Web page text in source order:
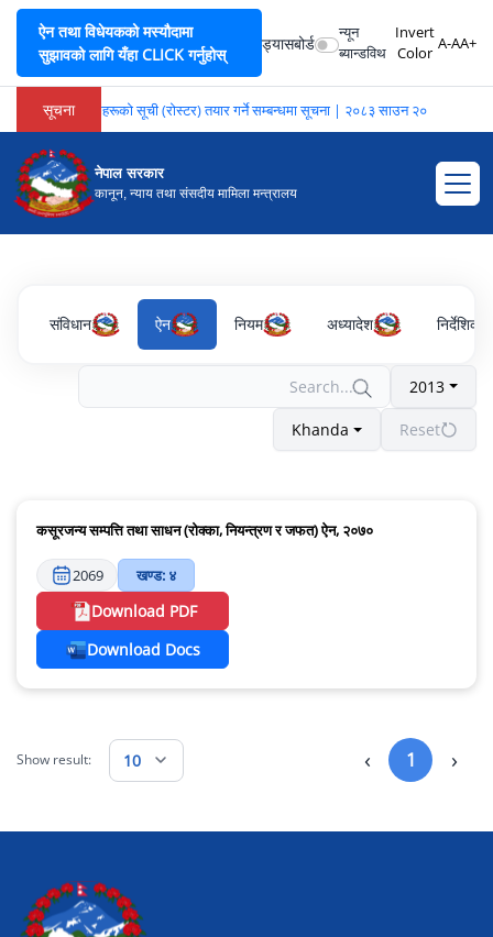
ऐन तथा विधेयकको मस्यौदामा
सुझावको लागि यँहा CLICK गर्नुहोस्
ड्यासबोर्ड
न्यून
ब्यान्डविथ
Invert
Color
A-AA+
सूचना
भाषा अनुवादकहरूको सूची (रोस्टर) तयार गर्ने सम्बन्धमा सूचना | २०८३ साउन २०
नेपाल सरकार
कानून, न्याय तथा संसदीय मामिला मन्त्रालय
संविधान ऐन नियम अध्यादेश निर्देशिका
2013
Khanda Reset
कसूरजन्य सम्पत्ति तथा साधन (रोक्का, नियन्त्रण र जफत) ऐन, २०७०
2069 खण्ड: ४
Download PDF
Download Docs
Show result: 10 ‹ 1 ›